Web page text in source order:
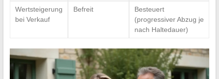
Wertsteigerung
bei Verkauf
Befreit
Besteuert
(progressiver Abzug je
nach Haltedauer)